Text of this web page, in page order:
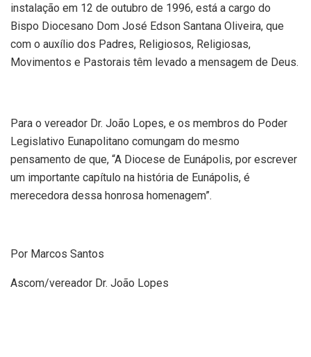
instalação em 12 de outubro de 1996, está a cargo do
Bispo Diocesano Dom José Edson Santana Oliveira, que
com o auxílio dos Padres, Religiosos, Religiosas,
Movimentos e Pastorais têm levado a mensagem de Deus.
Para o vereador Dr. João Lopes, e os membros do Poder
Legislativo Eunapolitano comungam do mesmo
pensamento de que, “A Diocese de Eunápolis, por escrever
um importante capítulo na história de Eunápolis, é
merecedora dessa honrosa homenagem”.
Por Marcos Santos
Ascom/vereador Dr. João Lopes